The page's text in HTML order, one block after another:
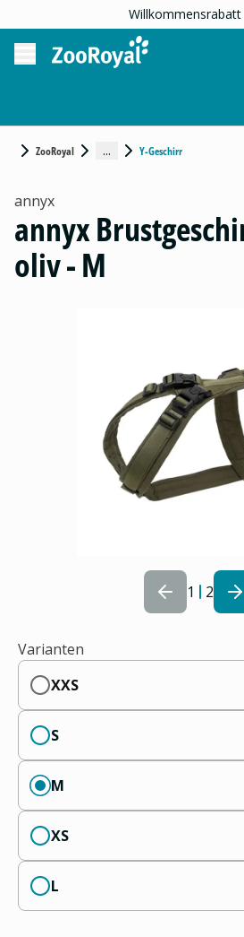
Willkommensrabatt
ZooRoyal ... Y-Geschirr
1 2
annyx
annyx
oliv - M
Varianten
XXS
S
M
XS
L